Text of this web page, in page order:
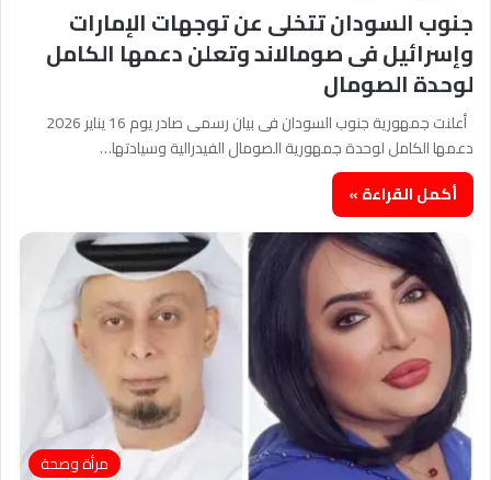
جنوب السودان تتخلى عن توجهات الإمارات
وإسرائيل فى صومالاند وتعلن دعمها الكامل
لوحدة الصومال
أعلنت جمهورية جنوب السودان فى بيان رسمى صادر يوم 16 يناير 2026
دعمها الكامل لوحدة جمهورية الصومال الفيدرالية وسيادتها…
أكمل القراءة »
مرأة وصحة